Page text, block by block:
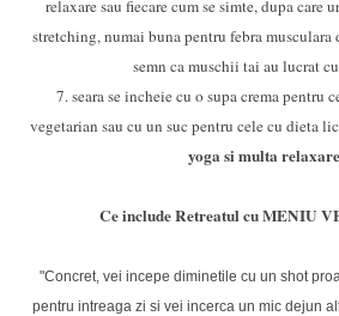
relaxare sau fiecare cum se simte, dupa care
stretching, numai buna pentru febra musculara
semn ca muschii tai au lucrat
7. seara se incheie cu o supa crema pentru
vegetarian sau cu un suc pentru cele cu dieta
yoga si multa
Ce include Retreatul cu MENIU
"Concret, vei incepe diminetile cu un shot
pentru intreaga zi si vei incerca un mic dejun